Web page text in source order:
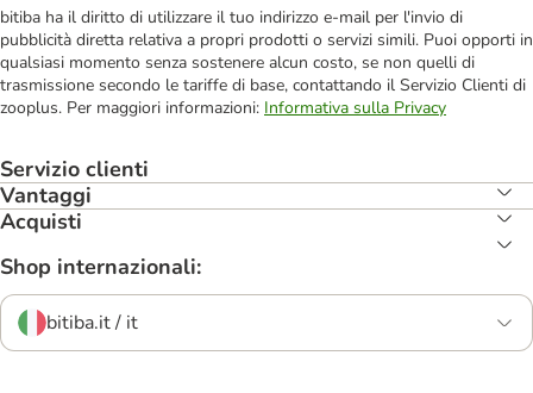
bitiba ha il diritto di utilizzare il tuo indirizzo e-mail per l'invio di
pubblicità diretta relativa a propri prodotti o servizi simili. Puoi opporti in
qualsiasi momento senza sostenere alcun costo, se non quelli di
trasmissione secondo le tariffe di base, contattando il Servizio Clienti di
zooplus. Per maggiori informazioni: Informativa sulla Privacy
Servizio clienti
Vantaggi
Acquisti
Shop internazionali:
bitiba.it / it